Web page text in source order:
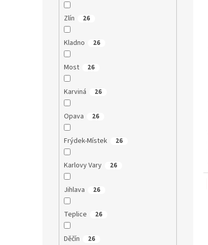
Zlín 26
Kladno 26
Most 26
Karviná 26
Opava 26
Frýdek-Místek 26
Karlovy Vary 26
Jihlava 26
Teplice 26
Děčín 26